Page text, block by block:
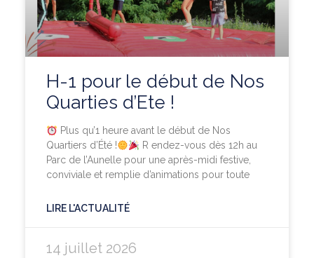
H-1 pour le début de Nos
Quarties d’Ete !
Plus qu’1 heure avant le début de Nos
Quartiers d’Été !
R endez-vous dès 12h au
Parc de l’Aunelle pour une après-midi festive,
conviviale et remplie d’animations pour toute
LIRE L'ACTUALITÉ
14 juillet 2026